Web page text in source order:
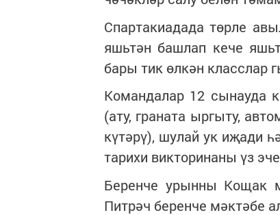
Спартакиадада төрле
яшьтән башлап кече
бары тик өлкән класслар
Командалар 12 сынауда
(ату, граната ыргыту,
күтәрү), шулай ук иҗади
тарихи викторинаны үз
Беренче урынны Кощак
Питрәч беренче мәктәбе